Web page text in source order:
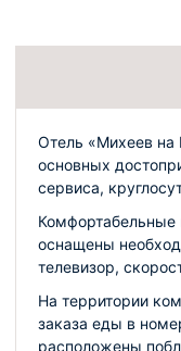
Отель «Михеев на
основных
сервиса,
Комфортабельные
оснащены
телевизор,
На территории
заказа еды в
расположены